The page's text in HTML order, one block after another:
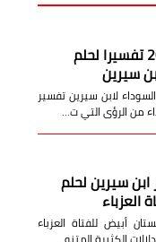
تعرف على أهم 20 تفسيرا لحلم
سيرين
الماعز السوداء لابن سيرين تفسير
من الرؤى التي ت…
سيرين لحلم
العزباء
أبيض للفتاة العزباء